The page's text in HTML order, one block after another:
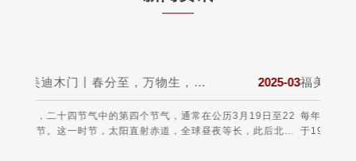
——
2025-03
公历3月19日至22
夜等长，此后北半
福美迪木门丨质在每一天，不止315！
每年的3月15日是国际消费者权益日，由国际消费者联盟
于1983年确立，旨在推动全球消费者权益保护运动。 保